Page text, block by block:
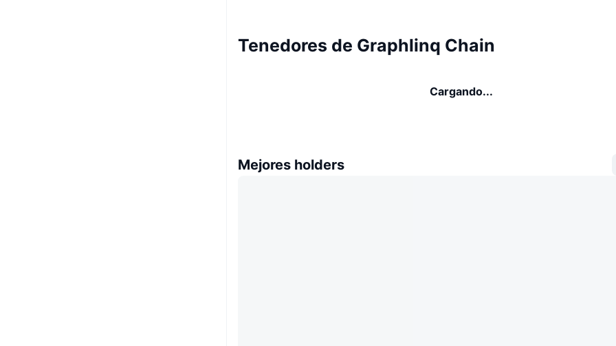
Tenedores de Graphlinq Chain
Cargando...
Mejores holders